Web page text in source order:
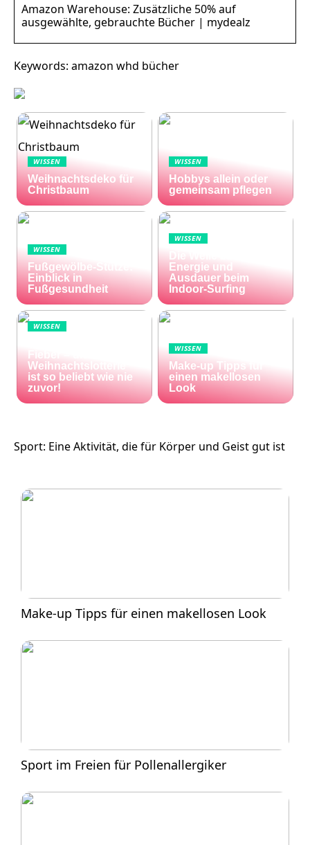
Amazon Warehouse: Zusätzliche 50% auf
ausgewählte, gebrauchte Bücher | mydealz
Keywords: amazon whd bücher
WISSEN
Weihnachtsdeko für
Christbaum
WISSEN
Hobbys allein oder
gemeinsam pflegen
WISSEN
Fußgewölbe-Stütze:
Einblick in
Fußgesundheit
WISSEN
Die Welle zu Hause:
Energie und
Ausdauer beim
Indoor-Surfing
WISSEN
Fieber – die El Gordo
Weihnachtslotterie
ist so beliebt wie nie
zuvor!
WISSEN
Make-up Tipps für
einen makellosen
Look
Sport: Eine Aktivität, die für Körper und Geist gut ist
Make-up Tipps für einen makellosen Look
Sport im Freien für Pollenallergiker